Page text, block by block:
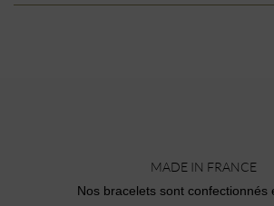
MADE IN FRANCE
Nos bracelets sont confectionnés